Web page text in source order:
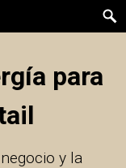
para
y la